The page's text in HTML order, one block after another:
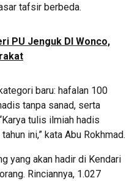
tafsir berbeda.
PU Jenguk DI Wonco,
baru: hafalan 100
tanpa sanad, serta
tulis ilmiah hadis
ini,” kata Abu Rokhmad.
yang akan hadir di Kendari
Rinciannya, 1.027